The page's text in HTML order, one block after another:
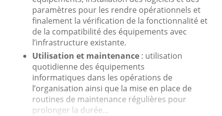
paramètres pour les rendre opérationnels et
finalement la vérification de la fonctionnalité et
de la compatibilité des équipements avec
l’infrastructure existante.
Utilisation et maintenance : utilisation
quotidienne des équipements
informatiques dans les opérations de
l’organisation ainsi que la mise en place de
routines de maintenance régulières pour
prolonger la durée...